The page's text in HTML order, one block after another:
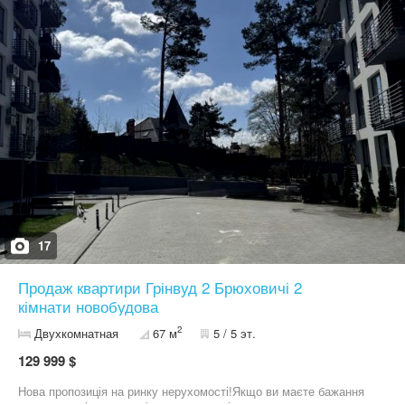
гардеробну. ЖК із відеоспостереженням, охороною, закритою
територією, інтернетом і гостьовим паркінгом, розташований у
затишних Брюховичах серед природи, лише за 10 км від
історичного центру Львова. Дизайнерський проєкт (проєкт із
плануванням і картами комунікацій — у подарунок). Поруч з
будинком: школа, дитячий садок, супермаркет, парк та ліс,
відділення нової пошти, аптеки, зупинка громадського
транспорту, тощо. Код обʼєкта: 5282
17
Продаж квартири Грінвуд 2 Брюховичі 2
кімнати новобудова
Двухкомнатная 67 м2 5 / 5 эт.
129 999 $
Нова пропозиція на ринку нерухомості!Якщо ви маєте бажання